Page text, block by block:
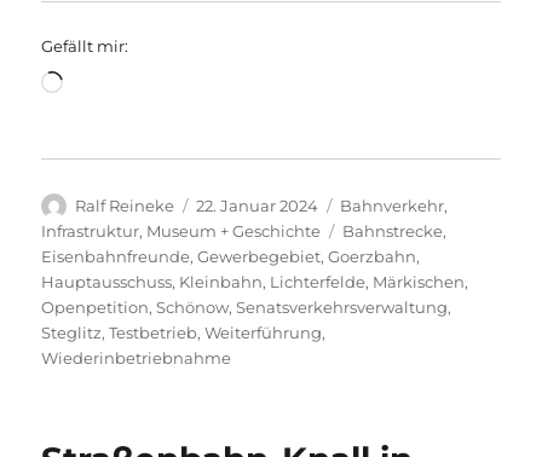
Gefällt mir:
Wird
Autor
Ralf Reineke
Veröffentlicht
am
22. Januar 2024 Kategorien
Bahnverkehr,
Infrastruktur, Museum + Geschichte Schlagwörter
Bahnstrecke,
Eisenbahnfreunde,Gewerbegebiet,Goerzbahn,
Hauptausschuss, Kleinbahn, Lichterfelde, Märkischen,
Openpetition,Schönow,Senatsverkehrsverwaltung,
Steglitz,Testbetrieb,Weiterführung,
Wiederinbetriebnahme